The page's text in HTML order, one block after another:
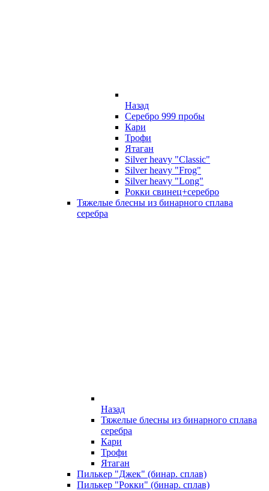
Назад
Серебро 999 пробы
Кари
Трофи
Ятаган
Silver heavy "Classic"
Silver heavy "Frog"
Silver heavy "Long"
Рокки свинец+серебро
Тяжелые блесны из бинарного сплава
серебра
Назад
Тяжелые блесны из бинарного сплава
серебра
Кари
Трофи
Ятаган
Пилькер "Джек" (бинар. сплав)
Пилькер "Рокки" (бинар. сплав)